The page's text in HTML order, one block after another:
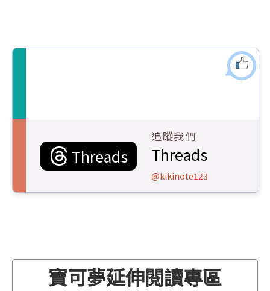
Threads
追蹤我們
Threads
@kikinote123
寶可夢延伸閱讀專區